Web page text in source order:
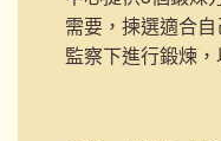
需要，揀選適合
監察下進行鍛煉，